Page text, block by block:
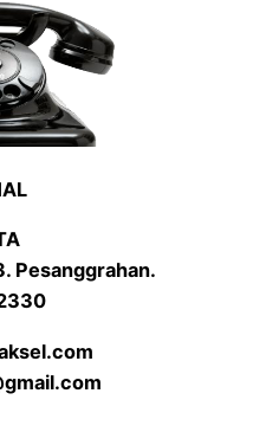
Pesanggrahan.